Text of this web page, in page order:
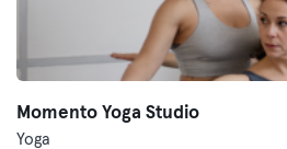
Momento Yoga Studio
Yoga